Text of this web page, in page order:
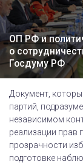
ОП РФ и
о
Госдуму РФ
Документ,
партий,
независимом
реализации прав
прозрачности
подготовке